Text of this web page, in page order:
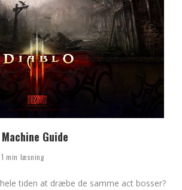
Guide
1 min læsning
tiden at dræbe de samme act bosser?